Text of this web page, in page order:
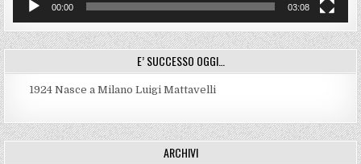
00:00 03:08
E’ SUCCESSO OGGI…
1924 Nasce a Milano Luigi Mattavelli
ARCHIVI